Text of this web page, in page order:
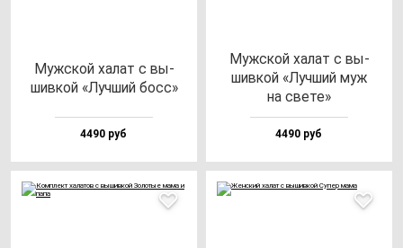
Муж­ской ха­лат с вы­
шив­кой «Луч­ший босс»
4490 руб
Муж­ской ха­лат с вы­
шив­кой «Луч­ший муж
на све­те»
4490 руб